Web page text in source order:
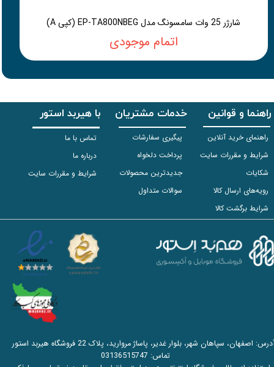
شارژر 25 وات سامسونگ مدل EP-TA800NBEG (کپی A)
اتمام موجودی
راهنما و قوانین
راهنمای خرید آنلاین
شرایط و مقررات سایت
شکایات
رویه‌های ارسال کالا
شرایط برگشت کالا
خدمات مشتریان
پیگیری سفارشات
پرداخت دلخواه
جدیدترین محصولات
سوالات متداول
با هیربد استور
تماس با ما
درباره ما
شرایط و مقررات سایت
آدرس: اصفهان، سپاهان شهر، بلوار غدیر، پاساژ مروارید، پلاک 22 فروشگاه هیربد استور
تماس: 03136515747